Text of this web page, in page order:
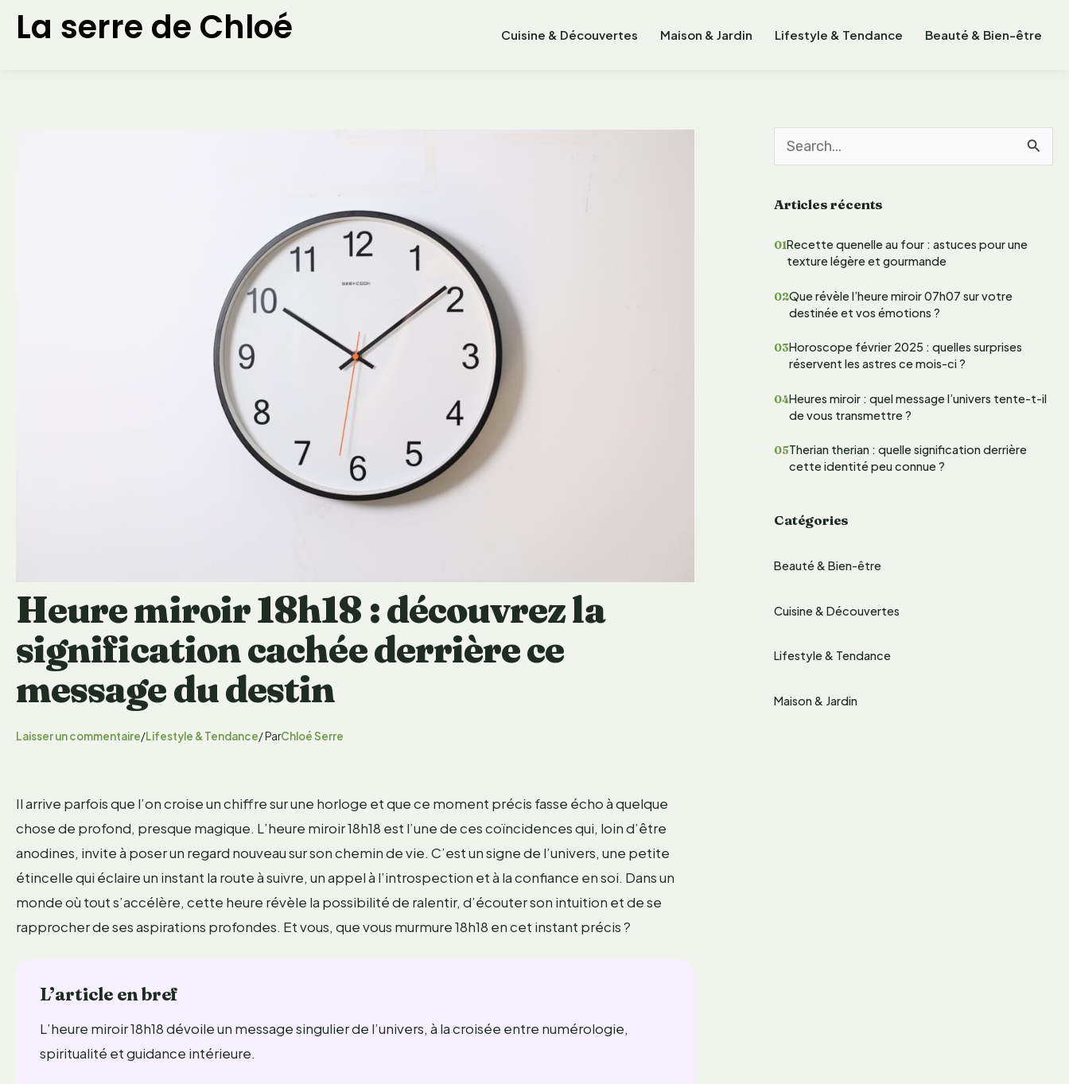
contenu
La serre de Chloé Cuisine & Découvertes Maison & Jardin Lifestyle & Tendance Beauté & Bien-être
Heure miroir 18h18 : découvrez la
signification cachée derrière ce
message du destin
Laisser un commentaire/Lifestyle & Tendance/ ParChloé Serre
Il arrive parfois que l’on croise un chiffre sur une horloge et que ce moment précis fasse écho à quelque
chose de profond, presque magique. L’heure miroir 18h18 est l’une de ces coïncidences qui, loin d’être
anodines, invite à poser un regard nouveau sur son chemin de vie. C’est un signe de l’univers, une petite
étincelle qui éclaire un instant la route à suivre, un appel à l’introspection et à la confiance en soi. Dans un
monde où tout s’accélère, cette heure révèle la possibilité de ralentir, d’écouter son intuition et de se
rapprocher de ses aspirations profondes. Et vous, que vous murmure 18h18 en cet instant précis ?
L’article en bref
L’heure miroir 18h18 dévoile un message singulier de l’univers, à la croisée entre numérologie,
spiritualité et guidance intérieure.
c
r
h
r
Articles récents
Recette quenelle au four : astuces pour une
texture légère et gourmande
Que révèle l’heure miroir 07h07 sur votre
destinée et vos émotions ?
Horoscope février 2025 : quelles surprises
réservent les astres ce mois-ci ?
Heures miroir : quel message l’univers tente-t-il
de vous transmettre ?
Therian therian : quelle signification derrière
cette identité peu connue ?
Catégories
Beauté & Bien-être
Cuisine & Découvertes
Lifestyle & Tendance
Maison & Jardin